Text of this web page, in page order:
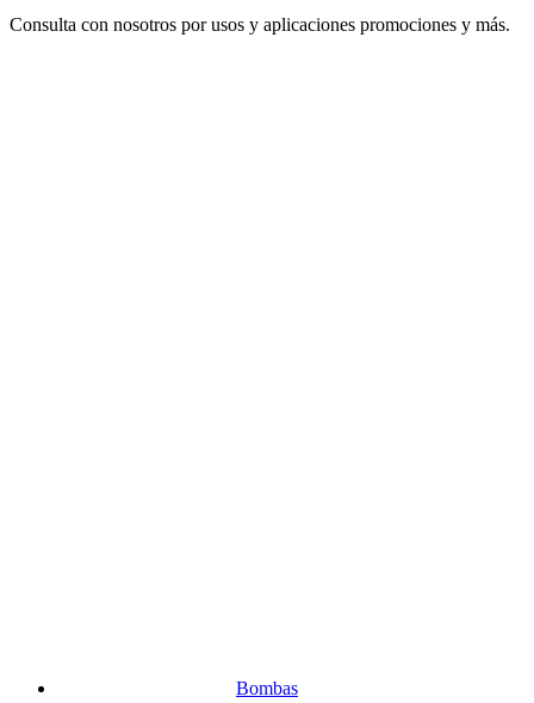
Bombas
Consulta con nosotros por usos y aplicaciones promociones y más.